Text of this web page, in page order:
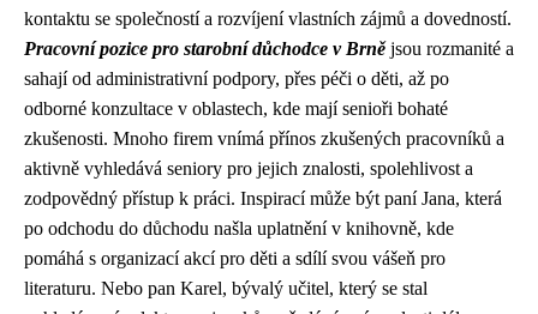
kontaktu se společností a rozvíjení vlastních zájmů a dovedností.
Pracovní pozice pro starobní důchodce v Brnějsou rozmanité a
sahají od administrativní podpory, přes péči o děti, až po
odborné konzultace v oblastech, kde mají senioři bohaté
zkušenosti. Mnoho firem vnímá přínos zkušených pracovníků a
aktivně vyhledává seniory pro jejich znalosti, spolehlivost a
zodpovědný přístup k práci. Inspirací může být paní Jana, která
po odchodu do důchodu našla uplatnění v knihovně, kde
pomáhá s organizací akcí pro děti a sdílí svou vášeň pro
literaturu. Nebo pan Karel, bývalý učitel, který se stal